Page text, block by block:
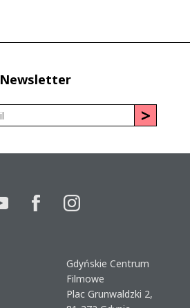
Newsletter
Gdyńskie Centrum
Filmowe
Plac Grunwaldzki 2,